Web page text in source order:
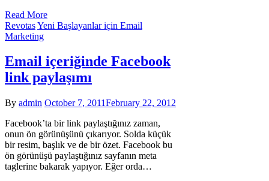
Read More
RevotasYeni Başlayanlar için Email
Marketing
Email içeriğinde Facebook
link paylaşımı
By admin October 7, 2011February 22, 2012
Facebook’ta bir link paylaştığınız zaman,
onun ön görünüşünü çıkarıyor. Solda küçük
bir resim, başlık ve de bir özet. Facebook bu
ön görünüşü paylaştığınız sayfanın meta
taglerine bakarak yapıyor. Eğer orda…